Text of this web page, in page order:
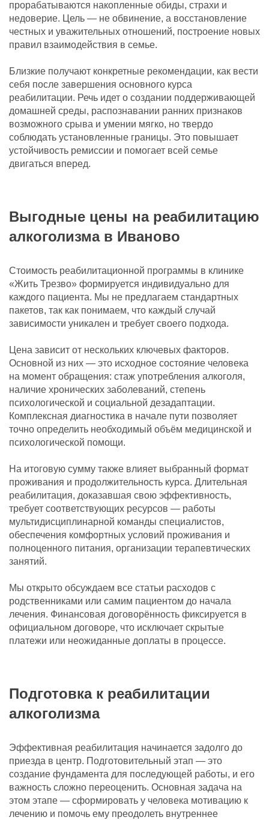
прорабатываются накопленные обиды, страхи и
недоверие. Цель — не обвинение, а восстановление
честных и уважительных отношений, построение новых
правил взаимодействия в семье.
Близкие получают конкретные рекомендации, как вести
себя после завершения основного курса
реабилитации. Речь идет о создании поддерживающей
домашней среды, распознавании ранних признаков
возможного срыва и умении мягко, но твердо
соблюдать установленные границы. Это повышает
устойчивость ремиссии и помогает всей семье
двигаться вперед.
Выгодные цены на реабилитацию
алкоголизма в Иваново
Стоимость реабилитационной программы в клинике
«Жить Трезво» формируется индивидуально для
каждого пациента. Мы не предлагаем стандартных
пакетов, так как понимаем, что каждый случай
зависимости уникален и требует своего подхода.
Цена зависит от нескольких ключевых факторов.
Основной из них — это исходное состояние человека
на момент обращения: стаж употребления алкоголя,
наличие хронических заболеваний, степень
психологической и социальной дезадаптации.
Комплексная диагностика в начале пути позволяет
точно определить необходимый объём медицинской и
психологической помощи.
На итоговую сумму также влияет выбранный формат
проживания и продолжительность курса. Длительная
реабилитация, доказавшая свою эффективность,
требует соответствующих ресурсов — работы
мультидисциплинарной команды специалистов,
обеспечения комфортных условий проживания и
полноценного питания, организации терапевтических
занятий.
Мы открыто обсуждаем все статьи расходов с
родственниками или самим пациентом до начала
лечения. Финансовая договорённость фиксируется в
официальном договоре, что исключает скрытые
платежи или неожиданные доплаты в процессе.
Подготовка к реабилитации
алкоголизма
Эффективная реабилитация начинается задолго до
приезда в центр. Подготовительный этап — это
создание фундамента для последующей работы, и его
важность сложно переоценить. Основная задача на
этом этапе — сформировать у человека мотивацию к
лечению и помочь ему преодолеть внутреннее